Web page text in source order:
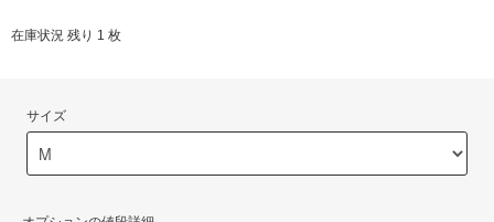
在庫状況 残り 1 枚
サイズ